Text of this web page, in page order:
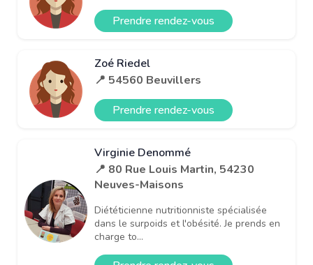
Prendre rendez-vous
Zoé Riedel
📍 54560 Beuvillers
Prendre rendez-vous
Virginie Denommé
📍 80 Rue Louis Martin, 54230
Neuves-Maisons
Diététicienne nutritionniste spécialisée
dans le surpoids et l'obésité. Je prends en
charge to...